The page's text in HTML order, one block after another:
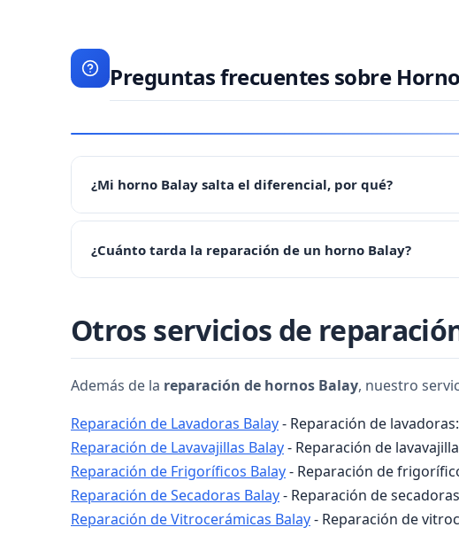
Preguntas frecuentes sobre
¿Mi horno Balay salta el diferencial, por qué?
temperatura durante 30 minutos. Si persiste, contacte con
¿Cuánto tarda la reparación de un horno Balay?
mismo.
Otros servicios de
Además de la reparación de hornos Balay, nuestro
Reparación de Lavadoras Balay- Reparación de
Reparación de Lavavajillas Balay- Reparación de
Reparación de Frigoríficos Balay- Reparación de
Reparación de Secadoras Balay- Reparación de
Reparación de Vitrocerámicas Balay- Reparación de